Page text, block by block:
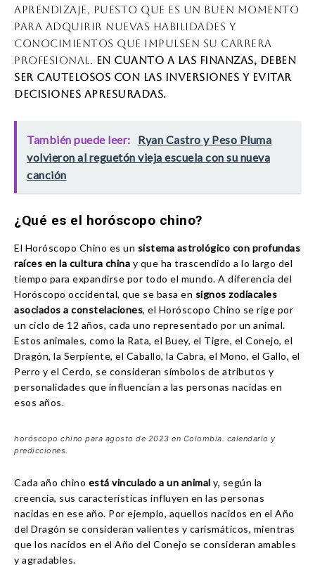
aprendizaje, puesto que es un buen momento
para adquirir nuevas habilidades y
conocimientos que impulsen su carrera
profesional. En cuanto a las finanzas, deben
ser cautelosos con las inversiones y evitar
decisiones apresuradas.
También puede leer:
Ryan Castro y Peso Pluma
volvieron al reguetón vieja escuela con su nueva
canción
¿Qué es el horóscopo chino?
El Horóscopo Chino es un sistema astrológico con profundas
raíces en la cultura china y que ha trascendido a lo largo del
tiempo para expandirse por todo el mundo. A diferencia del
Horóscopo occidental, que se basa en signos zodiacales
asociados a constelaciones, el Horóscopo Chino se rige por
un ciclo de 12 años, cada uno representado por un animal.
Estos animales, como la Rata, el Buey, el Tigre, el Conejo, el
Dragón, la Serpiente, el Caballo, la Cabra, el Mono, el Gallo, el
Perro y el Cerdo, se consideran símbolos de atributos y
personalidades que influencian a las personas nacidas en
esos años.
horóscopo chino para agosto de 2023 en Colombia. calendario y
predicciones.
Cada año chino está vinculado a un animal y, según la
creencia, sus características influyen en las personas
nacidas en ese año. Por ejemplo, aquellos nacidos en el Año
del Dragón se consideran valientes y carismáticos, mientras
que los nacidos en el Año del Conejo se consideran amables
y agradables.